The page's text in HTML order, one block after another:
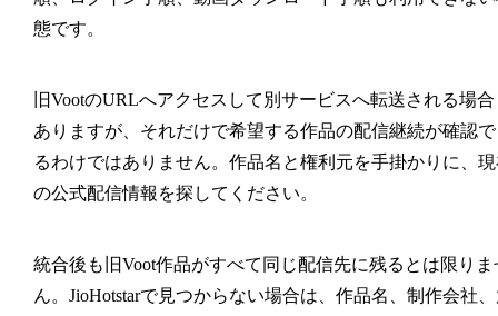
態です。
旧VootのURLへアクセスして別サービスへ転送される場合
ありますが、それだけで希望する作品の配信継続が確認
るわけではありません。作品名と権利元を手掛かりに、
の公式配信情報を探してください。
統合後も旧Voot作品がすべて同じ配信先に残るとは限りま
ん。JioHotstarで見つからない場合は、作品名、制作会社